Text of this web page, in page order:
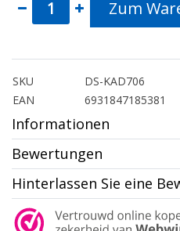
Zum
SKU
DS-KAD706
EAN
6931847185381
Informationen
Bewertungen
Hinterlassen Sie eine